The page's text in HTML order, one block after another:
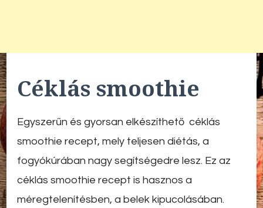
Céklás smoothie
Egyszerűn és gyorsan elkészíthető céklás
smoothie recept, mely teljesen diétás, a
fogyókúrában nagy segítségedre lesz. Ez az
céklás smoothie recept is hasznos a
méregtelenítésben, a belek kipucolásában.